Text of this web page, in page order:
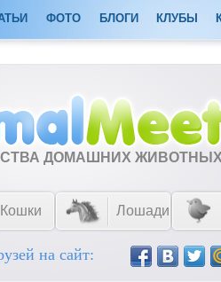
ФОТО БЛОГИ КЛУБЫ
ДОМАШНИХ
Кошки Лошади
на сайт: